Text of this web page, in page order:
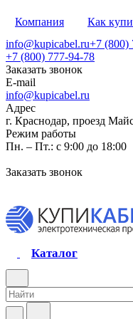
Компания Как
info@kupicabel.ru+7 (800)
+7 (800) 777-94-78
Заказать звонок
E-mail
info@kupicabel.ru
Адрес
г. Краснодар, проезд
Режим работы
Пн. – Пт.: с 9:00 до 18:00
Заказать звонок
Каталог